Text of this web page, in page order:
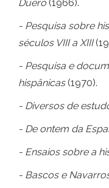
Duero (1966).
- Pesquisa sobre
séculos VIII a XIII
- Pesquisa e
hispânicas (1970).
- Diversos de
- De ontem da
- Ensaios sobre a
- Bascos e